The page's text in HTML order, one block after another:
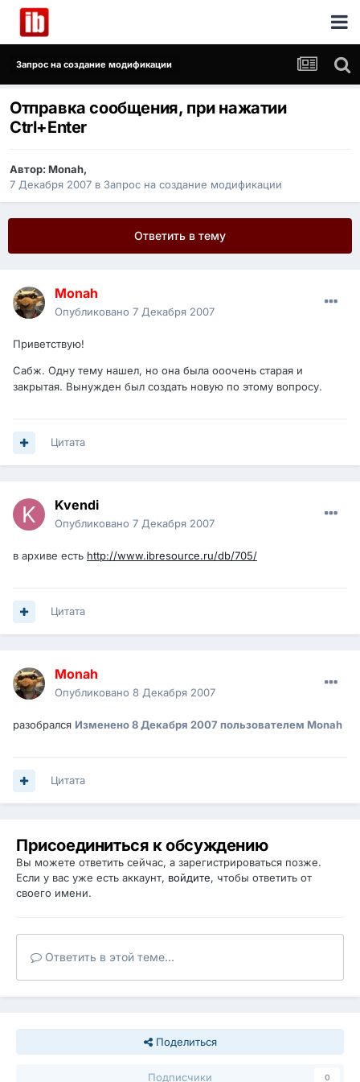
Запрос на создание модификации
Отправка сообщения, при нажатии
Ctrl+Enter
Автор:Monah,
7 Декабря 2007 в Запрос на создание модификации
Ответить в тему
Monah
Опубликовано 7 Декабря 2007
Приветствую!
Сабж. Одну тему нашел, но она была ооочень старая и
закрытая. Вынужден был создать новую по этому вопросу.
Цитата
Kvendi
Опубликовано 7 Декабря 2007
в архиве есть http://www.ibresource.ru/db/705/
Цитата
Monah
Опубликовано 8 Декабря 2007
разобрался Изменено8 Декабря 2007 пользователем Monah
Цитата
Присоединиться к обсуждению
Вы можете ответить сейчас, а зарегистрироваться позже.
Если у вас уже есть аккаунт, войдите, чтобы ответить от
своего имени.
Ответить в этой теме...
Поделиться
Подписчики 0